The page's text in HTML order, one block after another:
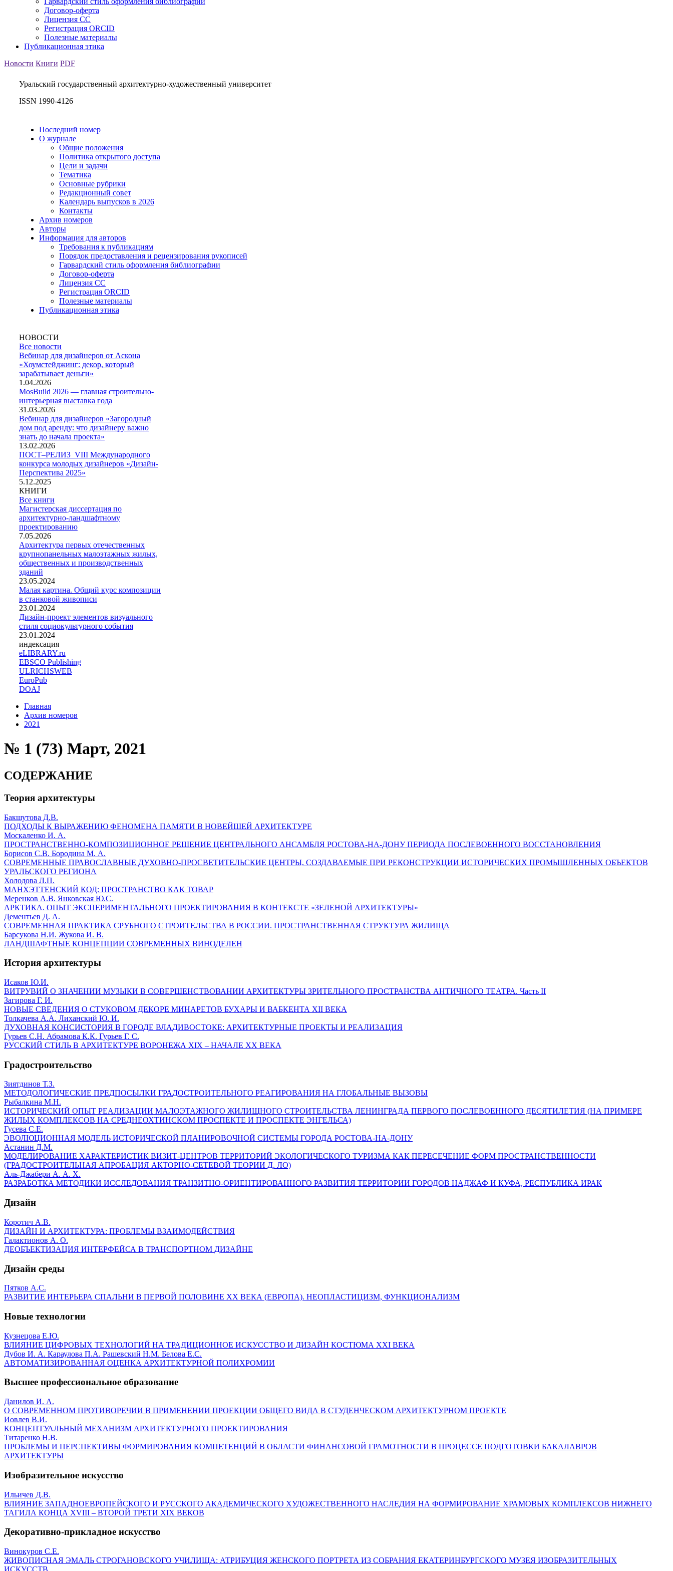
Договор-оферта
Лицензия СС
Регистрация ORCID
Полезные материалы
Публикационная этика
Новости Книги PDF
Уральский государственный архитектурно-художественный университет
ISSN 1990-4126
Последний номер
О журнале
Общие положения
Политика открытого доступа
Цели и задачи
Тематика
Основные рубрики
Редакционный совет
Календарь выпусков в 2026
Контакты
Архив номеров
Авторы
Информация для авторов
Требования к публикациям
Порядок предоставления и рецензирования рукописей
Гарвардский стиль оформления библиографии
Договор-оферта
Лицензия СС
Регистрация ORCID
Полезные материалы
Публикационная этика
НОВОСТИ
Все новости
Вебинар для дизайнеров от Аскона
«Хоумстейджинг: декор, который
зарабатывает деньги»
1.04.2026
MosBuild 2026 — главная строительно-
интерьерная выставка года
31.03.2026
Вебинар для дизайнеров «Загородный
дом под аренду: что дизайнеру важно
знать до начала проекта»
13.02.2026
ПОСТ–РЕЛИЗ VIII Международного
конкурса молодых дизайнеров «Дизайн-
Перспектива 2025»
5.12.2025
КНИГИ
Все книги
Магистерская диссертация по
архитектурно-ландшафтному
проектированию
7.05.2026
Архитектура первых отечественных
крупнопанельных малоэтажных жилых,
общественных и производственных
зданий
23.05.2024
Малая картина. Общий курс композиции
в станковой живописи
23.01.2024
Дизайн-проект элементов визуального
стиля социокультурного события
23.01.2024
индексация
eLIBRARY.ru
EBSCO Publishing
ULRICHSWEB
EuroPub
DOAJ
Главная
Архив номеров
2021
№ 1 (73) Март, 2021
СОДЕРЖАНИЕ
Теория архитектуры
Бакшутова Д.В.
ПОДХОДЫ К ВЫРАЖЕНИЮ ФЕНОМЕНА ПАМЯТИ В НОВЕЙШЕЙ АРХИТЕКТУРЕ
Москаленко И. А.
ПРОСТРАНСТВЕННО-КОМПОЗИЦИОННОЕ РЕШЕНИЕ ЦЕНТРАЛЬНОГО АНСАМБЛЯ РОСТОВА-НА-ДОНУ ПЕРИОДА ПОСЛЕВОЕННОГО ВОССТАНОВЛЕНИЯ
Борисов С.В. Бородина М. А.
СОВРЕМЕННЫЕ ПРАВОСЛАВНЫЕ ДУХОВНО-ПРОСВЕТИТЕЛЬСКИЕ ЦЕНТРЫ, СОЗДАВАЕМЫЕ ПРИ РЕКОНСТРУКЦИИ ИСТОРИЧЕСКИХ ПРОМЫШЛЕННЫХ ОБЪЕКТОВ
УРАЛЬСКОГО РЕГИОНА
Холодова Л.П.
МАНХЭТТЕНСКИЙ КОД: ПРОСТРАНСТВО КАК ТОВАР
Меренков А.В. Янковская Ю.С.
АРКТИКА. ОПЫТ ЭКСПЕРИМЕНТАЛЬНОГО ПРОЕКТИРОВАНИЯ В КОНТЕКСТЕ «ЗЕЛЕНОЙ АРХИТЕКТУРЫ»
Дементьев Д. А.
СОВРЕМЕННАЯ ПРАКТИКА СРУБНОГО СТРОИТЕЛЬСТВА В РОССИИ. ПРОСТРАНСТВЕННАЯ СТРУКТУРА ЖИЛИЩА
Барсукова Н.И. Жукова И. В.
ЛАНДШАФТНЫЕ КОНЦЕПЦИИ СОВРЕМЕННЫХ ВИНОДЕЛЕН
История архитектуры
Исаков Ю.И.
ВИТРУВИЙ О ЗНАЧЕНИИ МУЗЫКИ В СОВЕРШЕНСТВОВАНИИ АРХИТЕКТУРЫ ЗРИТЕЛЬНОГО ПРОСТРАНСТВА АНТИЧНОГО ТЕАТРА. Часть II
Загирова Г. И.
НОВЫЕ СВЕДЕНИЯ О СТУКОВОМ ДЕКОРЕ МИНАРЕТОВ БУХАРЫ И ВАБКЕНТА XII ВЕКА
Толкачева А.А. Лиханский Ю. И.
ДУХОВНАЯ КОНСИСТОРИЯ В ГОРОДЕ ВЛАДИВОСТОКЕ: АРХИТЕКТУРНЫЕ ПРОЕКТЫ И РЕАЛИЗАЦИЯ
Гурьев С.Н. Абрамова К.К. Гурьев Г. С.
РУССКИЙ СТИЛЬ В АРХИТЕКТУРЕ ВОРОНЕЖА XIX – НАЧАЛЕ XX ВЕКА
Градостроительство
Зиятдинов Т.З.
МЕТОДОЛОГИЧЕСКИЕ ПРЕДПОСЫЛКИ ГРАДОСТРОИТЕЛЬНОГО РЕАГИРОВАНИЯ НА ГЛОБАЛЬНЫЕ ВЫЗОВЫ
Рыбалкина М.Н.
ИСТОРИЧЕСКИЙ ОПЫТ РЕАЛИЗАЦИИ МАЛОЭТАЖНОГО ЖИЛИЩНОГО СТРОИТЕЛЬСТВА ЛЕНИНГРАДА ПЕРВОГО ПОСЛЕВОЕННОГО ДЕСЯТИЛЕТИЯ (НА ПРИМЕРЕ
ЖИЛЫХ КОМПЛЕКСОВ НА СРЕДНЕОХТИНСКОМ ПРОСПЕКТЕ И ПРОСПЕКТЕ ЭНГЕЛЬСА)
Гусева С.Е.
ЭВОЛЮЦИОННАЯ МОДЕЛЬ ИСТОРИЧЕСКОЙ ПЛАНИРОВОЧНОЙ СИСТЕМЫ ГОРОДА РОСТОВА-НА-ДОНУ
Астанин Д.М.
МОДЕЛИРОВАНИЕ ХАРАКТЕРИСТИК ВИЗИТ-ЦЕНТРОВ ТЕРРИТОРИЙ ЭКОЛОГИЧЕСКОГО ТУРИЗМА КАК ПЕРЕСЕЧЕНИЕ ФОРМ ПРОСТРАНСТВЕННОСТИ
(ГРАДОСТРОИТЕЛЬНАЯ АПРОБАЦИЯ АКТОРНО-СЕТЕВОЙ ТЕОРИИ Д. ЛО)
Аль-Джабери А. А. Х.
РАЗРАБОТКА МЕТОДИКИ ИССЛЕДОВАНИЯ ТРАНЗИТНО-ОРИЕНТИРОВАННОГО РАЗВИТИЯ ТЕРРИТОРИИ ГОРОДОВ НАДЖАФ И КУФА, РЕСПУБЛИКА ИРАК
Дизайн
Коротич А.В.
ДИЗАЙН И АРХИТЕКТУРА: ПРОБЛЕМЫ ВЗАИМОДЕЙСТВИЯ
Галактионов А. О.
ДЕОБЪЕКТИЗАЦИЯ ИНТЕРФЕЙСА В ТРАНСПОРТНОМ ДИЗАЙНЕ
Дизайн среды
Пятков А.С.
РАЗВИТИЕ ИНТЕРЬЕРА СПАЛЬНИ В ПЕРВОЙ ПОЛОВИНЕ XX ВЕКА (ЕВРОПА). НЕОПЛАСТИЦИЗМ, ФУНКЦИОНАЛИЗМ
Новые технологии
Кузнецова Е.Ю.
ВЛИЯНИЕ ЦИФРОВЫХ ТЕХНОЛОГИЙ НА ТРАДИЦИОННОЕ ИСКУССТВО И ДИЗАЙН КОСТЮМА XXI ВЕКА
Дубов И. А. Караулова П.А. Рашевский Н.М. Белова Е.С.
АВТОМАТИЗИРОВАННАЯ ОЦЕНКА АРХИТЕКТУРНОЙ ПОЛИХРОМИИ
Высшее профессиональное образование
Данилов И. А.
О СОВРЕМЕННОМ ПРОТИВОРЕЧИИ В ПРИМЕНЕНИИ ПРОЕКЦИИ ОБЩЕГО ВИДА В СТУДЕНЧЕСКОМ АРХИТЕКТУРНОМ ПРОЕКТЕ
Иовлев В.И.
КОНЦЕПТУАЛЬНЫЙ МЕХАНИЗМ АРХИТЕКТУРНОГО ПРОЕКТИРОВАНИЯ
Титаренко Н.В.
ПРОБЛЕМЫ И ПЕРСПЕКТИВЫ ФОРМИРОВАНИЯ КОМПЕТЕНЦИЙ В ОБЛАСТИ ФИНАНСОВОЙ ГРАМОТНОСТИ В ПРОЦЕССЕ ПОДГОТОВКИ БАКАЛАВРОВ
АРХИТЕКТУРЫ
Изобразительное искусство
Ильичев Д.В.
ВЛИЯНИЕ ЗАПАДНОЕВРОПЕЙСКОГО И РУССКОГО АКАДЕМИЧЕСКОГО ХУДОЖЕСТВЕННОГО НАСЛЕДИЯ НА ФОРМИРОВАНИЕ ХРАМОВЫХ КОМПЛЕКСОВ НИЖНЕГО
ТАГИЛА КОНЦА XVIII – ВТОРОЙ ТРЕТИ XIX ВЕКОВ
Декоративно-прикладное искусство
Винокуров С.Е.
ЖИВОПИСНАЯ ЭМАЛЬ СТРОГАНОВСКОГО УЧИЛИЩА: АТРИБУЦИЯ ЖЕНСКОГО ПОРТРЕТА ИЗ СОБРАНИЯ ЕКАТЕРИНБУРГСКОГО МУЗЕЯ ИЗОБРАЗИТЕЛЬНЫХ
ИСКУССТВ